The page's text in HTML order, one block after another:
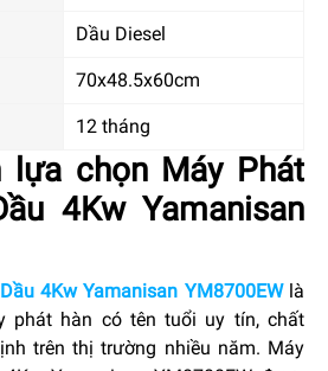
Dầu Diesel
70x48.5x60cm
12 tháng
lựa chọn Máy Phát
4Kw Yamanisan
4Kw Yamanisan YM8700EW là
phát hàn có tên tuổi uy tín, chất
trên thị trường nhiều năm. Máy